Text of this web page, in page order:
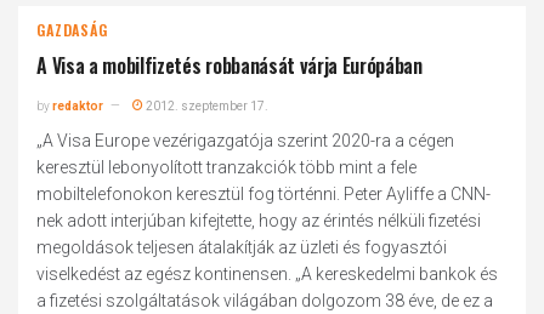
GAZDASÁG
A Visa a mobilfizetés robbanását várja Európában
byredaktor 2012. szeptember 17.
„A Visa Europe vezérigazgatója szerint 2020-ra a cégen
keresztül lebonyolított tranzakciók több mint a fele
mobiltelefonokon keresztül fog történni. Peter Ayliffe a CNN-
nek adott interjúban kifejtette, hogy az érintés nélküli fizetési
megoldások teljesen átalakítják az üzleti és fogyasztói
viselkedést az egész kontinensen. „A kereskedelmi bankok és
a fizetési szolgáltatások világában dolgozom 38 éve, de ez a